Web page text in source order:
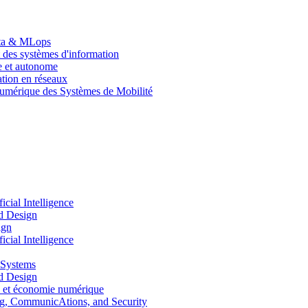
& MLops
systèmes d'information
autonome
en réseaux
des Systèmes de Mobilité
Intelligence
Design
Intelligence
Design
économie numérique
CommunicAtions, and Security